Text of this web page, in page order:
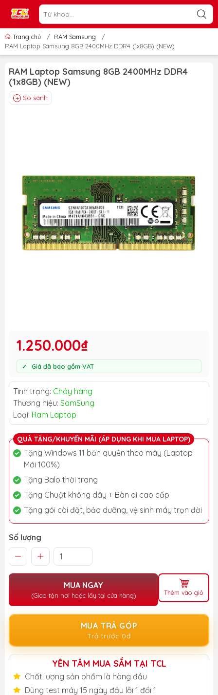
Trang chủ / RAM Samsung
/
RAM Laptop Samsung 8GB 2400MHz DDR4 (1x8GB) (NEW)
RAM Laptop Samsung 8GB 2400MHz DDR4
(1x8GB) (NEW)
So sánh
1.250.000₫
Giá đã bao gồm VAT
Tình trạng: Cháy hàng
Thương hiệu: SamSung
Loại: Ram Laptop
QUÀ TẶNG/KHUYẾN MÃI (ÁP DỤNG KHI MUA LAPTOP)
Tặng Windows 11 bản quyền theo máy (Laptop
Mới 100%)
Tặng Balo thời trang
Tặng Chuột không dây + Bàn di cao cấp
Tặng gói cài đặt, bảo dưỡng, vệ sinh máy trọn đời
Số lượng
MUA NGAY
(Giao tận nơi hoặc lấy tại cửa hàng) Thêm vào giỏ
MUA TRẢ GÓP
Trả trước 0đ
YÊN TÂM MUA SẮM TẠI TCL
Chất lượng sản phẩm là hàng đầu
Dùng test máy 15 ngày đầu lỗi 1 đổi 1